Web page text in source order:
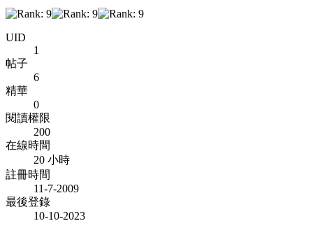
UID
1
帖子
6
精華
0
閱讀權限
200
在線時間
20 小時
註冊時間
11-7-2009
最後登錄
10-10-2023